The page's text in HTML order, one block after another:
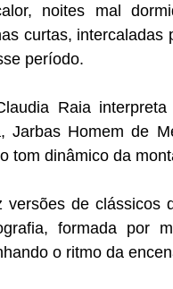
noites mal
curtas,
período.
Raia
Jarbas Homem de
tom dinâmico da
versões de clássicos
formada por
o ritmo da